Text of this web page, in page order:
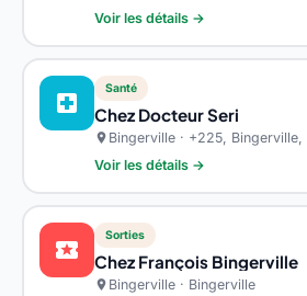
Voir les détails →
local_hospital
Santé
Chez Docteur Seri
location_on Bingerville · +225,
Voir les détails →
local_activity
Sorties
Chez François Bingerville
location_on Bingerville · Bingerville